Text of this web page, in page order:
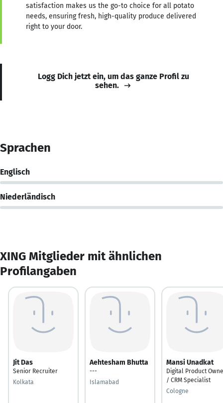
satisfaction makes us the go-to choice for all potato
needs, ensuring fresh, high-quality produce delivered
right to your door.
Logg Dich jetzt ein, um das ganze Profil zu
sehen.
Sprachen
Englisch
Niederländisch
XING Mitglieder mit ähnlichen
Profilangaben
Jit Das
Senior Recruiter
Kolkata
Aehtesham Bhutta
---
Islamabad
Mansi Unadkat
Digital Product
/ CRM Specialist
Cologne